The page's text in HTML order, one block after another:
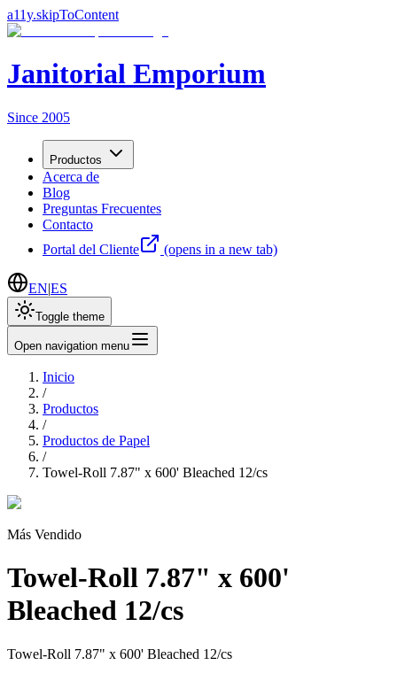
a11y.skipToContent
Janitorial Emporium
Since 2005
Productos
Acerca de
Blog
Preguntas Frecuentes
Contacto
Portal del Cliente
(opens in a new tab)
EN|ES
Toggle theme
Open navigation menu
Inicio
/
Productos
/
Productos de Papel
/
Towel-Roll 7.87" x 600' Bleached 12/cs
Más Vendido
Towel-Roll 7.87" x 600'
Bleached 12/cs
Towel-Roll 7.87" x 600' Bleached 12/cs